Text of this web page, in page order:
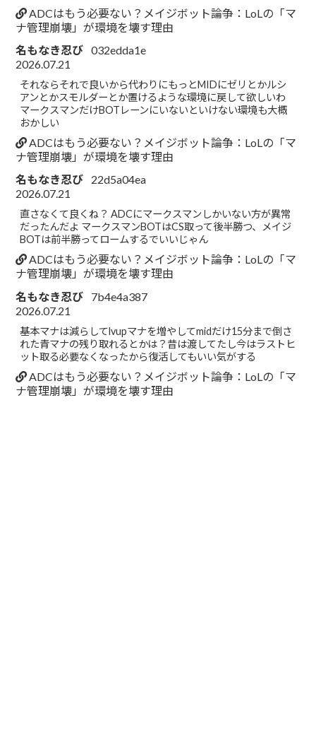
ADCはもう必要ない？メイジボット論争：LoLの「マ
ナ管理崩壊」が環境を壊す理由
名もなき忍び 032edda1e
2026.07.21
それならそれで良いから代わりにもっとMIDにゼリとかルシ
アンとかスモルダーとか置けるような環境に戻して欲しいわ
マークスマンだけBOTレーンにいないといけない環境も大概
おかしい
ADCはもう必要ない？メイジボット論争：LoLの「マ
ナ管理崩壊」が環境を壊す理由
名もなき忍び
22d5a04ea
2026.07.21
直さなくて良くね？ ADCにマークスマンしかいない方が異常
だったんだよ マークスマンBOTはCS取って後半勝つ、メイジ
BOTは前半勝ってロームするでいいじゃん
ADCはもう必要ない？メイジボット論争：LoLの「マ
ナ管理崩壊」が環境を壊す理由
名もなき忍び
7b4e4a387
2026.07.21
基本マナは減らしてlvupマナを増やしてmidだけ15分まで倒さ
れた青マナの残り取れるとかは？昔は渡してたし今はラストヒ
ット取る必要なくなったから復活してもいい気がする
ADCはもう必要ない？メイジボット論争：LoLの「マ
ナ管理崩壊」が環境を壊す理由